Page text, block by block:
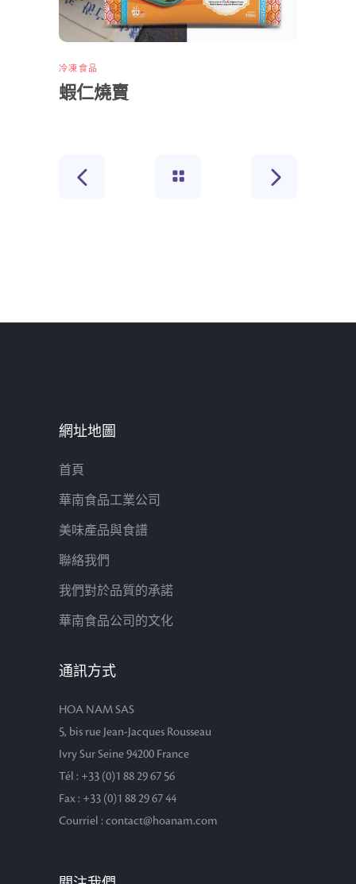
冷凍食品
蝦仁燒賣
網址地圖
首頁
華南食品工業公司
美味產品與食譜
聯絡我們
我們對於品質的承諾
華南食品公司的文化
通訊方式
HOA NAM SAS
5, bis rue Jean-Jacques Rousseau
Ivry Sur Seine 94200 France
Tél : +33 (0)1 88 29 67 56
Fax : +33 (0)1 88 29 67 44
Courriel : contact@hoanam.com